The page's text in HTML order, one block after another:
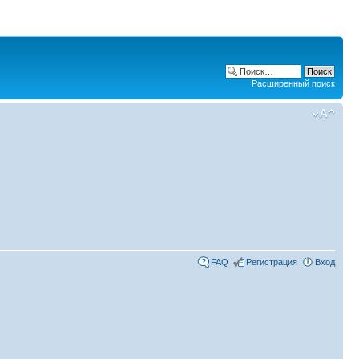
Расширенный поиск
FAQ Регистрация Вход